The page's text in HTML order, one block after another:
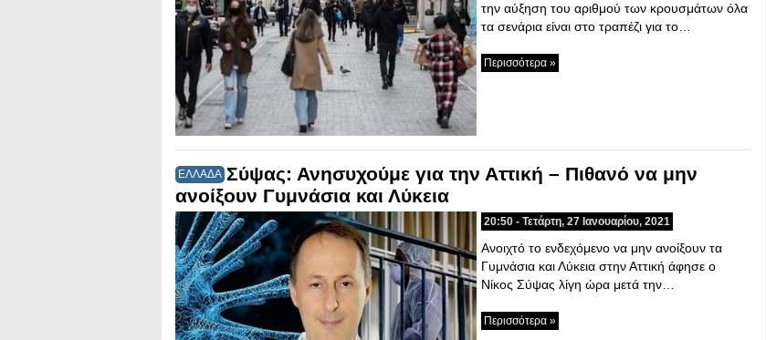
την αύξηση του αριθμού των κρουσμάτων όλα
τα σενάρια είναι στο τραπέζι για το…
Περισσότερα »
ΕΛΛΑΔΑ Σύψας: Ανησυχούμε για την Αττική – Πιθανό να μην
ανοίξουν Γυμνάσια και Λύκεια
20:50 - Τετάρτη, 27 Ιανουαρίου, 2021
Ανοιχτό το ενδεχόμενο να μην ανοίξουν τα
Γυμνάσια και Λύκεια στην Αττική άφησε ο
Νίκος Σύψας λίγη ώρα μετά την…
Περισσότερα »